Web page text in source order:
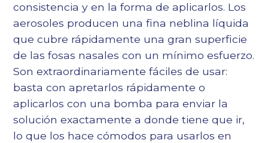
consistencia y en la forma de aplicarlos. Los
aerosoles producen una fina neblina líquida
que cubre rápidamente una gran superficie
de las fosas nasales con un mínimo esfuerzo.
Son extraordinariamente fáciles de usar:
basta con apretarlos rápidamente o
aplicarlos con una bomba para enviar la
solución exactamente a donde tiene que ir,
lo que los hace cómodos para usarlos en